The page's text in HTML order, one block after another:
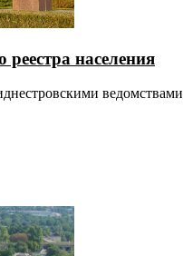
населения
ведомствами